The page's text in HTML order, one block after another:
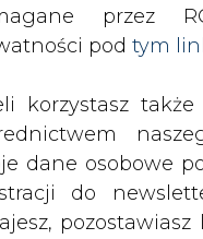
przez
pod tym
korzystasz
dane osobowe
do
Elektrimu
drukuj